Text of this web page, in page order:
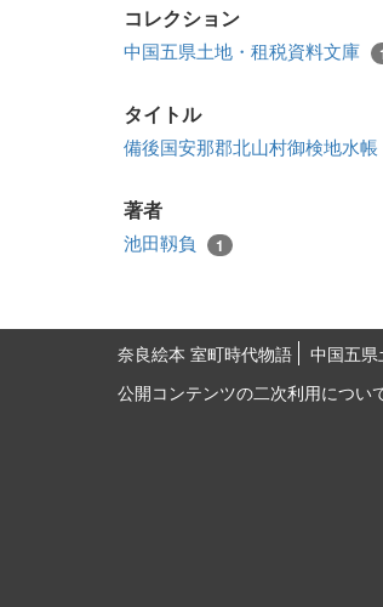
コレクション
中国五県土地・租税資料文庫
タイトル
備後国安那郡北山村御検地水帳
著者
池田靱負 1
奈良絵本 室町時代物語 中国五
公開コンテンツの二次利用につい